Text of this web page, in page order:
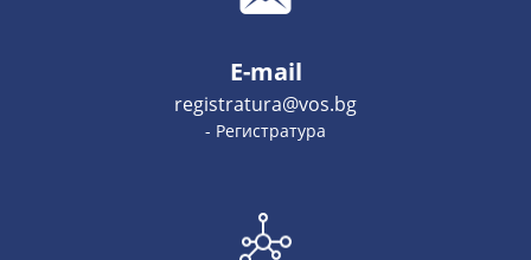
E-mail
registratura@vos.bg
- Регистратура